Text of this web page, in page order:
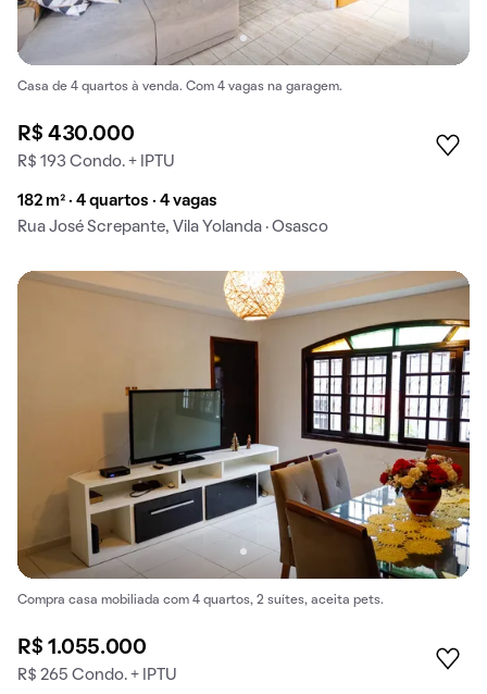
Casa de 4 quartos à venda. Com 4 vagas na garagem.
R$ 430.000
R$ 193 Condo. + IPTU
182 m² · 4 quartos · 4 vagas
Rua José Screpante, Vila Yolanda · Osasco
Compra casa mobiliada com 4 quartos, 2 suítes, aceita pets.
R$ 1.055.000
R$ 265 Condo. + IPTU